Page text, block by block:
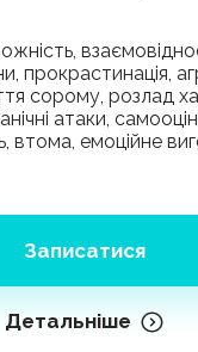
прокрастинація,
сорому, розлад
атаки,
втома, емоційне
Записатися
Детальніше